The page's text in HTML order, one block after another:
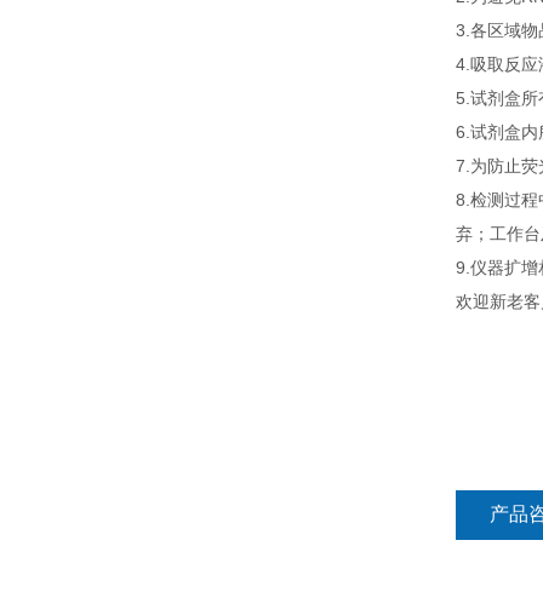
3.各区域物
4.吸取反应
5.试剂盒所
6.试剂盒内
7.为防止荧
8.检测过程
弃；工作
9.仪器扩增
欢迎新老
产品